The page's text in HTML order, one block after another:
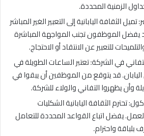
الزمنية المحددة.
تميل الثقافة اليابانية إلى التعبير الغير المباشر
يفضل الموظفون تجنب المواجهة المباشرة
للتعبير عن الانتقاد أو الاحتجاج.
في الشركة: تعتبر الساعات الطويلة في
قد يتوقع من الموظفين أن يبقوا في
وأن يظهروا التفاني والولاء للشركة.
تحترم الثقافة اليابانية الشكليات
يفضل اتباع القواعد المحددة للتعامل
بلباقة واحترام.